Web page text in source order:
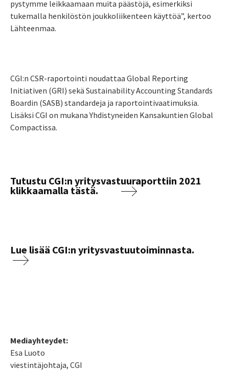
pystymme leikkaamaan muita päästöjä, esimerkiksi
tukemalla henkilöstön joukkoliikenteen käyttöä”, kertoo
Lähteenmaa.
CGI:n CSR-raportointi noudattaa Global Reporting
Initiativen (GRI) sekä Sustainability Accounting Standards
Boardin (SASB) standardeja ja raportointivaatimuksia.
Lisäksi CGI on mukana Yhdistyneiden Kansakuntien Global
Compactissa.
Tutustu CGI:n yritysvastuuraporttiin 2021
klikkaamalla tästä.
Lue lisää CGI:n yritysvastuutoiminnasta.
Mediayhteydet:
Esa Luoto
viestintäjohtaja, CGI